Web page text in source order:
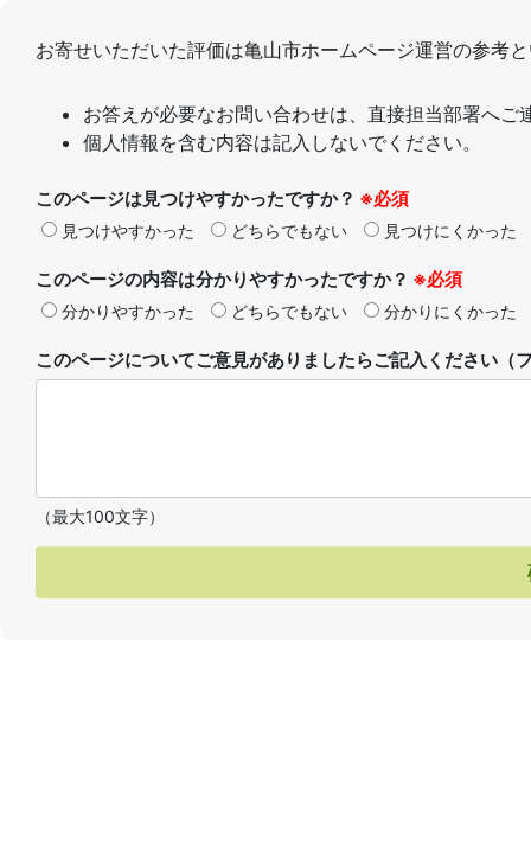
お寄せいただいた評価は亀山市ホームページ運営の参考
お答えが必要なお問い合わせは、直接担当部署へご
個人情報を含む内容は記入しないでください。
このページは見つけやすかったですか？ ※必須
見つけやすかった どちらでもない 見つけにくかった
このページの内容は分かりやすかったですか？ ※必須
分かりやすかった どちらでもない 分かりにくかった
このページについてご意見がありましたらご記入ください
（最大100文字）